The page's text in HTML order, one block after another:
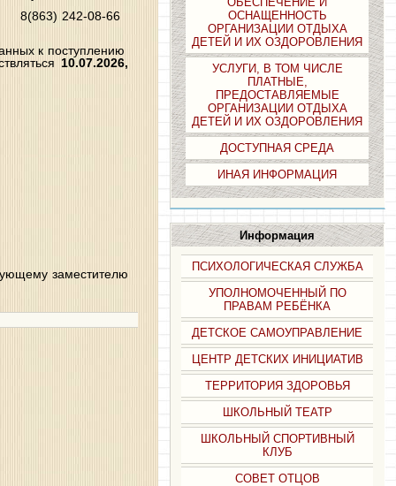
ОСНАЩЕННОСТЬ
ОРГАНИЗАЦИИ ОТДЫХА
ДЕТЕЙ И ИХ ОЗДОРОВЛЕНИЯ
УСЛУГИ, В ТОМ ЧИСЛЕ
ПЛАТНЫЕ,
ПРЕДОСТАВЛЯЕМЫЕ
ОРГАНИЗАЦИИ ОТДЫХА
ДЕТЕЙ И ИХ ОЗДОРОВЛЕНИЯ
ДОСТУПНАЯ СРЕДА
ИНАЯ ИНФОРМАЦИЯ
Информация
ПСИХОЛОГИЧЕСКАЯ СЛУЖБА
УПОЛНОМОЧЕННЫЙ ПО
ПРАВАМ РЕБЁНКА
ДЕТСКОЕ САМОУПРАВЛЕНИЕ
ЦЕНТР ДЕТСКИХ ИНИЦИАТИВ
ТЕРРИТОРИЯ ЗДОРОВЬЯ
ШКОЛЬНЫЙ ТЕАТР
ШКОЛЬНЫЙ СПОРТИВНЫЙ
КЛУБ
СОВЕТ ОТЦОВ
8(863) 242-08-66
к поступлению
10.07.2026,
заместителю